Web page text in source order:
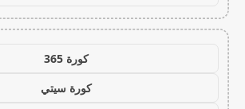
كورة 365
كورة سيتي